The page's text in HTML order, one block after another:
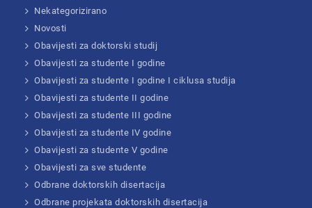
Nekategorizirano
Novosti
Obavijesti za doktorski studij
Obavijesti za studente I godine
Obavijesti za studente I godine I ciklusa studija
Obavijesti za studente II godine
Obavijesti za studente III godine
Obavijesti za studente IV godine
Obavijesti za studente V godine
Obavijesti za sve studente
Odbrane doktorskih disertacija
Odbrane projekata doktorskih disertacija